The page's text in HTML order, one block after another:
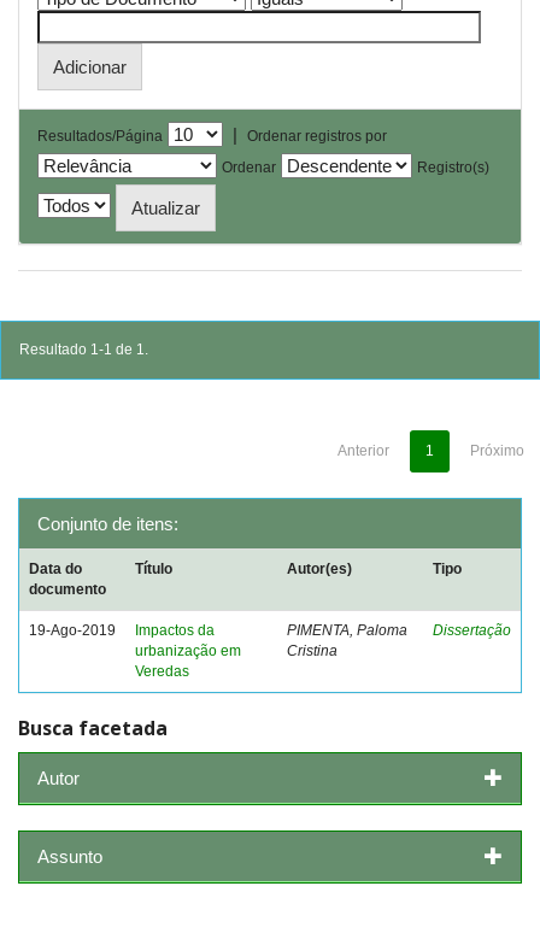
Resultados/Página |
Ordenar registros por
Ordenar
Registro(s)
Resultado 1-1 de 1.
Anterior 1 Próximo
Conjunto de itens:
Data do
documento
Título Autor(es) Tipo
19-Ago-2019
Impactos da
urbanização em
Veredas
PIMENTA, Paloma
Cristina
Dissertação
Busca facetada
Autor
Assunto